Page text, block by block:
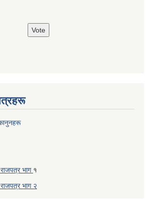
भाग १
राजपत्र भाग २